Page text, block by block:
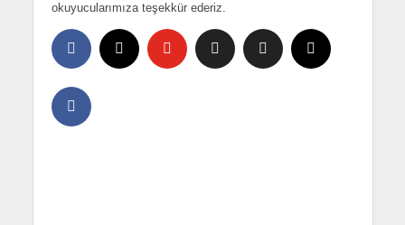
okuyucularımıza teşekkür ederiz.